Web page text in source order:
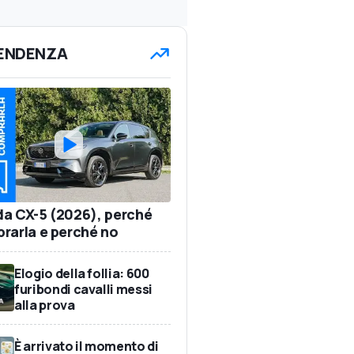
CX-5 (2026), perché
e perché no
Elogio della follia: 600
furibondi cavalli messi
alla prova
È arrivato il momento di